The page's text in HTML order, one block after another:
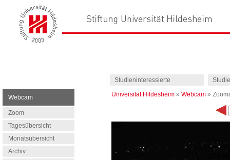
Studieninteressierte
Webcam
Zoom
Tagesübersicht
Monatsübersicht
Archiv
Universität Hildesheim » Webcam »